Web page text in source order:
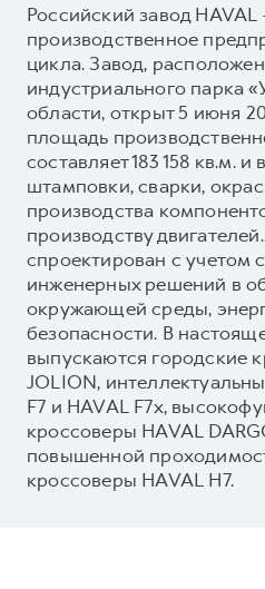
Российский завод
производственное
цикла. Завод,
индустриального парка
области, открыт 5 июня
площадь
составляет 183 158 кв.м. и
штамповки, сварки,
производства
производству
спроектирован с учетом
инженерных решений в
окружающей среды,
безопасности. В
выпускаются городские
JOLION,
F7 и HAVAL F7x,
кроссоверы HAVAL
повышенной
кроссоверы HAVAL H7.